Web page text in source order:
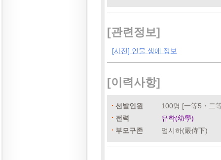
[관련정보]
[사전] 인물 생애 정보
[이력사항]
선발인원
100명 [一等5・二
전력
유학(幼學)
부모구존
엄시하(嚴侍下)